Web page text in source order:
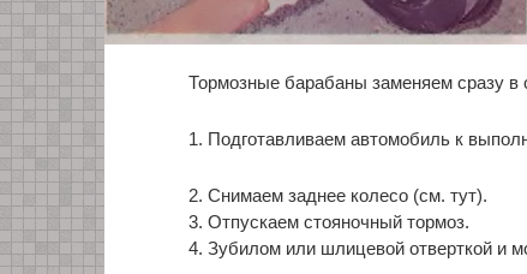
Тормозные барабаны заменяем сразу в
1. Подготавливаем автомобиль к
2. Снимаем заднее колесо (cм. тут).
3. Отпускаем стояночный тормоз.
4. Зубилом или шлицевой отверткой и